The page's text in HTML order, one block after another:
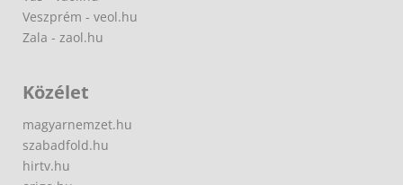
Veszprém - veol.hu
Zala - zaol.hu
Közélet
magyarnemzet.hu
szabadfold.hu
hirtv.hu